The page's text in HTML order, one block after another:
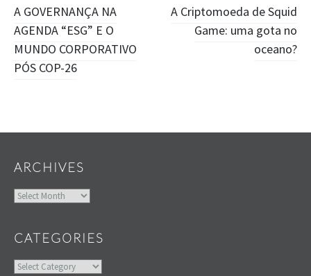
Post
navigation
A GOVERNANÇA NA
AGENDA “ESG” E O
MUNDO CORPORATIVO
PÓS COP-26
A Criptomoeda de Squid
Game: uma gota no
oceano?
ARCHIVES
Archives
CATEGORIES
Categories